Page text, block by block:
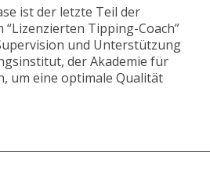
ist der letzte Teil der
“Lizenzierten Tipping-Coach”
und Unterstützung
der Akademie für
um eine optimale Qualität